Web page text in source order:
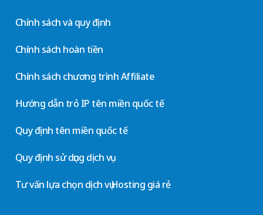
Chính sách và quy định
Chính sách hoàn tiền
Chính sách chương trình Affiliate
Hướng dẫn trỏ IP tên miền quốc tế
Quy định tên miền quốc tế
Quy định sử dụng dịch vụ
Tư vấn lựa chọn dịch vụ Hosting giá rẻ